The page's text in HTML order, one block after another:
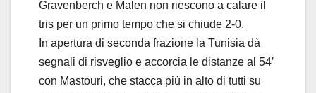
Gravenberch e Malen non riescono a calare il
tris per un primo tempo che si chiude 2-0.
In apertura di seconda frazione la Tunisia dà
segnali di risveglio e accorcia le distanze al 54′
con Mastouri, che stacca più in alto di tutti su